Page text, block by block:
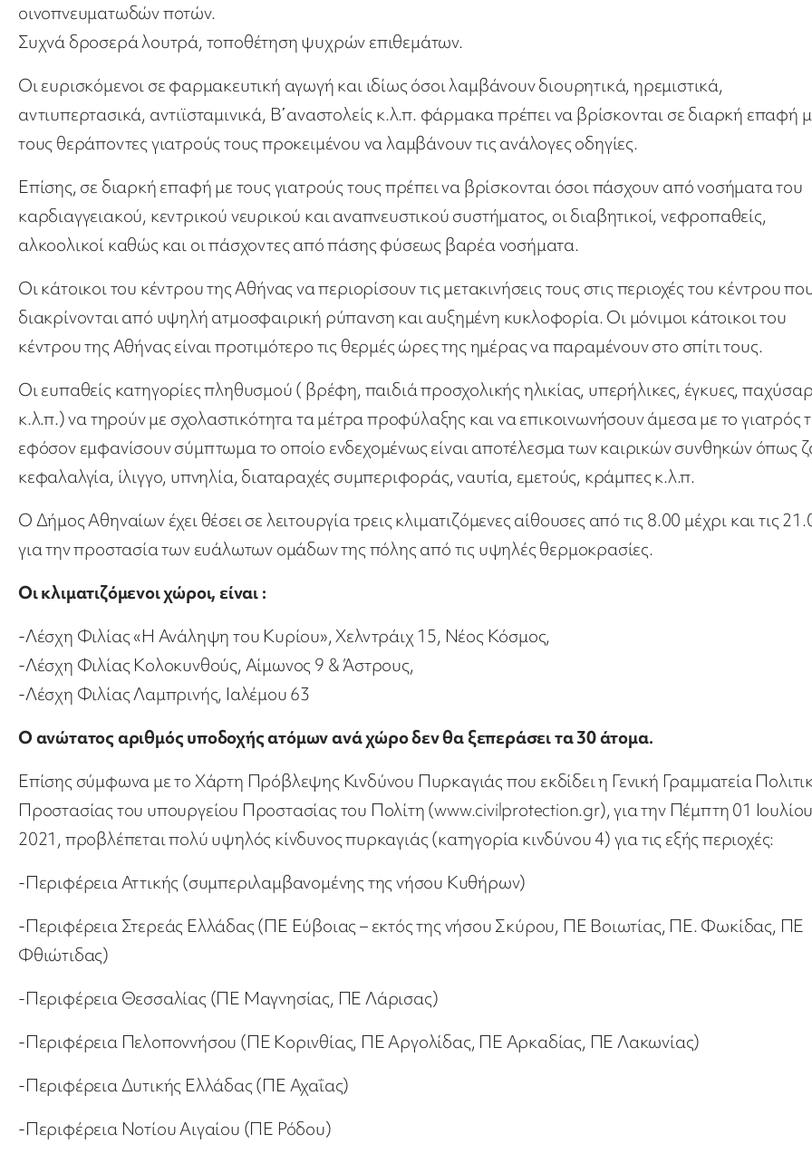
οινοπνευματωδών ποτών.
Συχνά δροσερά λουτρά, τοποθέτηση ψυχρών επιθεμάτων.
Οι ευρισκόμενοι σε φαρμακευτική αγωγή και ιδίως όσοι λαμβάνουν διουρητικά, ηρεμιστικά,
αντιυπερτασικά, αντιϊσταμινικά, Β΄αναστολείς κ.λ.π. φάρμακα πρέπει να βρίσκονται σε διαρκή επαφή
τους θεράποντες γιατρούς τους προκειμένου να λαμβάνουν τις ανάλογες οδηγίες.
Επίσης, σε διαρκή επαφή με τους γιατρούς τους πρέπει να βρίσκονται όσοι πάσχουν από νοσήματα του
καρδιαγγειακού, κεντρικού νευρικού και αναπνευστικού συστήματος, οι διαβητικοί, νεφροπαθείς,
αλκοολικοί καθώς και οι πάσχοντες από πάσης φύσεως βαρέα νοσήματα.
Οι κάτοικοι του κέντρου της Αθήνας να περιορίσουν τις μετακινήσεις τους στις περιοχές του κέντρου
διακρίνονται από υψηλή ατμοσφαιρική ρύπανση και αυξημένη κυκλοφορία. Οι μόνιμοι κάτοικοι του
κέντρου της Αθήνας είναι προτιμότερο τις θερμές ώρες της ημέρας να παραμένουν στο σπίτι τους.
Οι ευπαθείς κατηγορίες πληθυσμού ( βρέφη, παιδιά προσχολικής ηλικίας, υπερήλικες, έγκυες,
κ.λ.π.) να τηρούν με σχολαστικότητα τα μέτρα προφύλαξης και να επικοινωνήσουν άμεσα με το γιατρός
εφόσον εμφανίσουν σύμπτωμα το οποίο ενδεχομένως είναι αποτέλεσμα των καιρικών συνθηκών όπως
κεφαλαλγία, ίλιγγο, υπνηλία, διαταραχές συμπεριφοράς, ναυτία, εμετούς, κράμπες κ.λ.π.
Ο Δήμος Αθηναίων έχει θέσει σε λειτουργία τρεις κλιματιζόμενες αίθουσες από τις 8.00 μέχρι και τις
για την προστασία των ευάλωτων ομάδων της πόλης από τις υψηλές θερμοκρασίες.
Οι κλιματιζόμενοι χώροι, είναι :
-Λέσχη Φιλίας «Η Ανάληψη του Κυρίου», Χελντράιχ 15, Νέος Κόσμος,
-Λέσχη Φιλίας Κολοκυνθούς, Αίμωνος 9 & Άστρους,
-Λέσχη Φιλίας Λαμπρινής, Ιαλέμου 63
Ο ανώτατος αριθμός υποδοχής ατόμων ανά χώρο δεν θα ξεπεράσει τα 30 άτομα.
Επίσης σύμφωνα με το Χάρτη Πρόβλεψης Κινδύνου Πυρκαγιάς που εκδίδει η Γενική Γραμματεία
Προστασίας του υπουργείου Προστασίας του Πολίτη (www.civilprotection.gr), για την Πέμπτη 01
2021, προβλέπεται πολύ υψηλός κίνδυνος πυρκαγιάς (κατηγορία κινδύνου 4) για τις εξής περιοχές:
-Περιφέρεια Αττικής (συμπεριλαμβανομένης της νήσου Κυθήρων)
-Περιφέρεια Στερεάς Ελλάδας (ΠΕ Εύβοιας – εκτός της νήσου Σκύρου, ΠΕ Βοιωτίας, ΠΕ. Φωκίδας, ΠΕ
Φθιώτιδας)
-Περιφέρεια Θεσσαλίας (ΠΕ Μαγνησίας, ΠΕ Λάρισας)
-Περιφέρεια Πελοποννήσου (ΠΕ Κορινθίας, ΠΕ Αργολίδας, ΠΕ Αρκαδίας, ΠΕ Λακωνίας)
-Περιφέρεια Δυτικής Ελλάδας (ΠΕ Αχαΐας)
-Περιφέρεια Νοτίου Αιγαίου (ΠΕ Ρόδου)